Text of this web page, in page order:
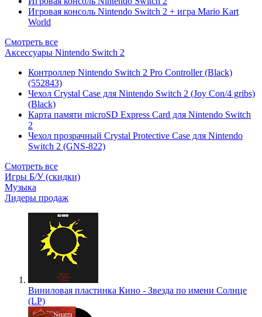
Игровая консоль Nintendo Switch 2 + игра Mario Kart
World
Смотреть все
Аксессуары Nintendo Switch 2
Контроллер Nintendo Switch 2 Pro Controller (Black)
(552843)
Чехол Сrystal Сase для Nintendo Switch 2 (Joy Con/4 gribs)
(Black)
Карта памяти microSD Express Card для Nintendo Switch
2
Чехол прозрачный Crystal Protective Case для Nintendo
Switch 2 (GNS-822)
Смотреть все
Игры Б/У (скидки)
Музыка
Лидеры продаж
Виниловая пластинка Кино - Звезда по имени Солнце
(LP)